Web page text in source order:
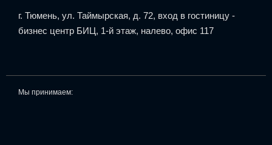
г. Тюмень, ул. Таймырская, д. 72, вход в гостиницу -
бизнес центр БИЦ, 1-й этаж, налево, офис 117
Мы принимаем: